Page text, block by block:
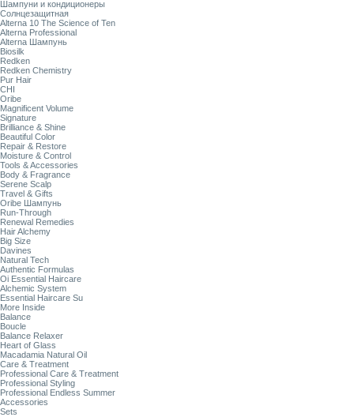
Шампуни и кондиционеры
Солнцезащитная
Alterna 10 The Science of Ten
Alterna Professional
Alterna Шампунь
Biosilk
Redken
Redken Chemistry
Pur Hair
CHI
Oribe
Magnificent Volume
Signature
Brilliance & Shine
Beautiful Color
Repair & Restore
Moisture & Control
Tools & Accessories
Body & Fragrance
Serene Scalp
Travel & Gifts
Oribe Шампунь
Run-Through
Renewal Remedies
Hair Alchemy
Big Size
Davines
Natural Tech
Authentic Formulas
Oi Essential Haircare
Alchemic System
Essential Haircare Su
More Inside
Balance
Boucle
Balance Relaxer
Heart of Glass
Macadamia Natural Oil
Care & Treatment
Professional Care & Treatment
Professional Styling
Professional Endless Summer
Accessories
Sets